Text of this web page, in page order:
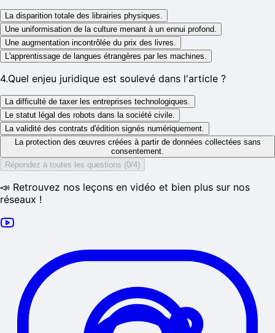
La disparition totale des librairies physiques.
Une uniformisation de la culture menant à un ennui profond.
Une augmentation incontrôlée du prix des livres.
L'apprentissage de langues étrangères par les machines.
4.Quel enjeu juridique est soulevé dans l'article ?
La difficulté de taxer les entreprises technologiques.
Le statut légal des robots dans la société civile.
La validité des contrats d'édition signés numériquement.
La protection des œuvres créées à partir de données collectées sans
consentement.
Répondez à toutes les questions (0/4)
📣 Retrouvez nos leçons en vidéo et bien plus sur nos
réseaux !